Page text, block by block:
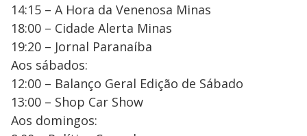
14:15 – A Hora da Venenosa Minas
18:00 – Cidade Alerta Minas
19:20 – Jornal Paranaíba
Aos sábados:
12:00 – Balanço Geral Edição de Sábado
13:00 – Shop Car Show
Aos domingos: